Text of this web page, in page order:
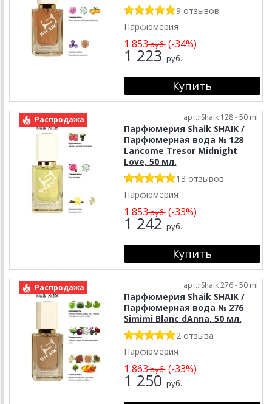
9 отзывов
Парфюмерия
1 853руб.(-34%)
1 223 руб.
Распродажа арт.: Shaik 128 - 50 ml
Парфюмерия Shaik SHAIK /
Парфюмерная вода № 128
Lancome Tresor Midnight
Love, 50 мл.
13 отзывов
Парфюмерия
1 853руб.(-33%)
1 242 руб.
Распродажа арт.: Shaik 276 - 50 ml
Парфюмерия Shaik SHAIK /
Парфюмерная вода № 276
Simimi Blanc dAnna, 50 мл.
2 отзыва
Парфюмерия
1 863руб.(-33%)
1 250 руб.